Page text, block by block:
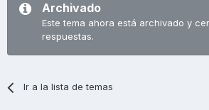
Archivado
Este tema ahora está archivado y
respuestas.
Ir a la lista de temas